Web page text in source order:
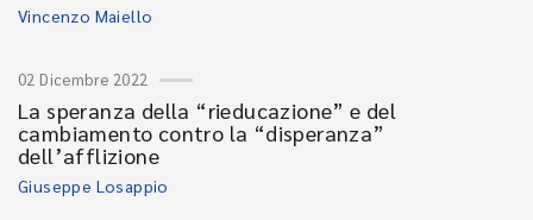
Vincenzo Maiello
02 Dicembre 2022
La speranza della “rieducazione” e del
cambiamento contro la “disperanza”
dell’afflizione
Giuseppe Losappio